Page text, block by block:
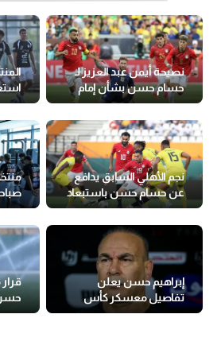
نصيحة أيمن عبد العزيز لـ
حسام حسن بشأن إمام
عاشور
نجم الأهلي السابق يدافع
عن حسام حسن باستبعاد
مصطفى محمد
إبراهيم حسن يعلن
تفاصيل معسكر كأس
العالم 2026